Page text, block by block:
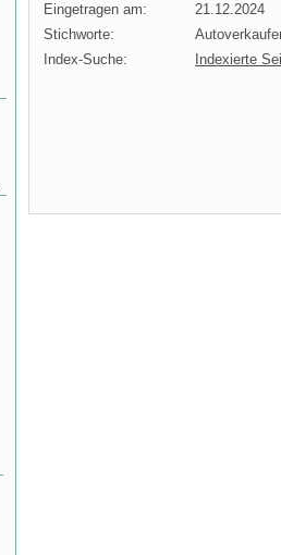
Eingetragen am:
21.12.2024
Stichworte:
Index-Suche:
Indexierte